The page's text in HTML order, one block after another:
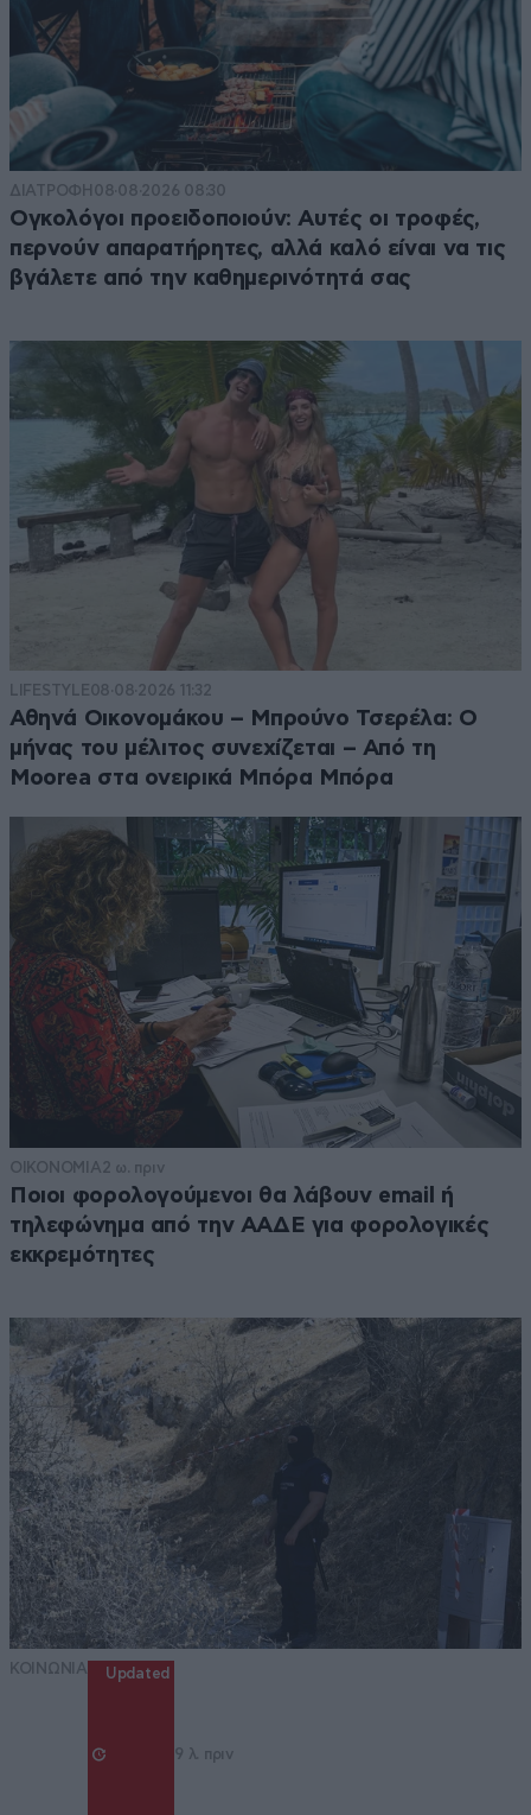
ΔΙΑΤΡΟΦΗ 08·08·2026 08:30
Ογκολόγοι προειδοποιούν: Αυτές οι τροφές,
περνούν απαρατήρητες, αλλά καλό είναι να τις
βγάλετε από την καθημερινότητά σας
LIFESTYLE08·08·2026 11:32
Αθηνά Οικονομάκου – Μπρούνο Τσερέλα: Ο
μήνας του μέλιτος συνεχίζεται – Από τη
Moorea στα ονειρικά Μπόρα Μπόρα
ΟΙΚΟΝΟΜΙΑ 2 ω. πριν
Ποιοι φορολογούμενοι θα λάβουν email ή
τηλεφώνημα από την ΑΑΔΕ για φορολογικές
εκκρεμότητες
ΚΟΙΝΩΝΙΑ Updated
9 λ. πριν